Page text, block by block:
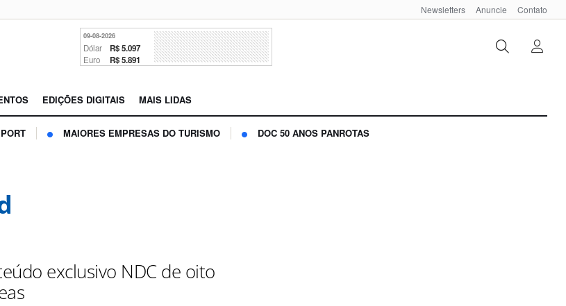
Newsletters Anuncie Contato
09-08-2026
Dólar R$ 5.097
Euro R$ 5.891
EDIÇÕES DIGITAIS MAIS LIDAS
MAIORES EMPRESAS DO TURISMO DOC 50 ANOS PANROTAS
exclusivo NDC de oito